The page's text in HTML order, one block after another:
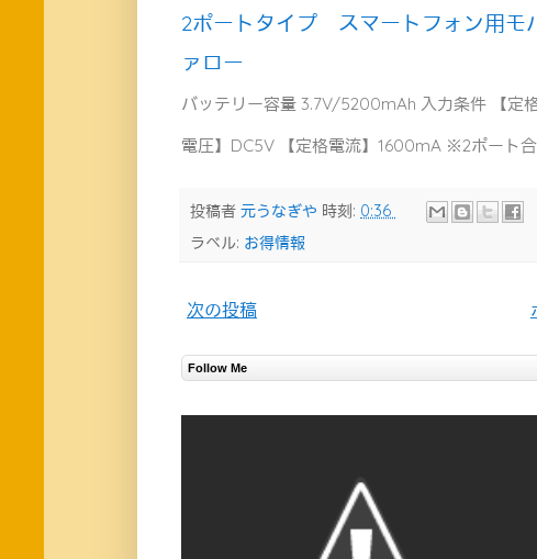
2ポートタイプ スマートフォン用モ
ァロー
バッテリー容量 3.7V/5200mAh 入力条件 【定
電圧】DC5V 【定格電流】1600mA ※2ポート
投稿者 元うなぎや 時刻: 0:36
ラベル: お得情報
次の投稿
Follow Me